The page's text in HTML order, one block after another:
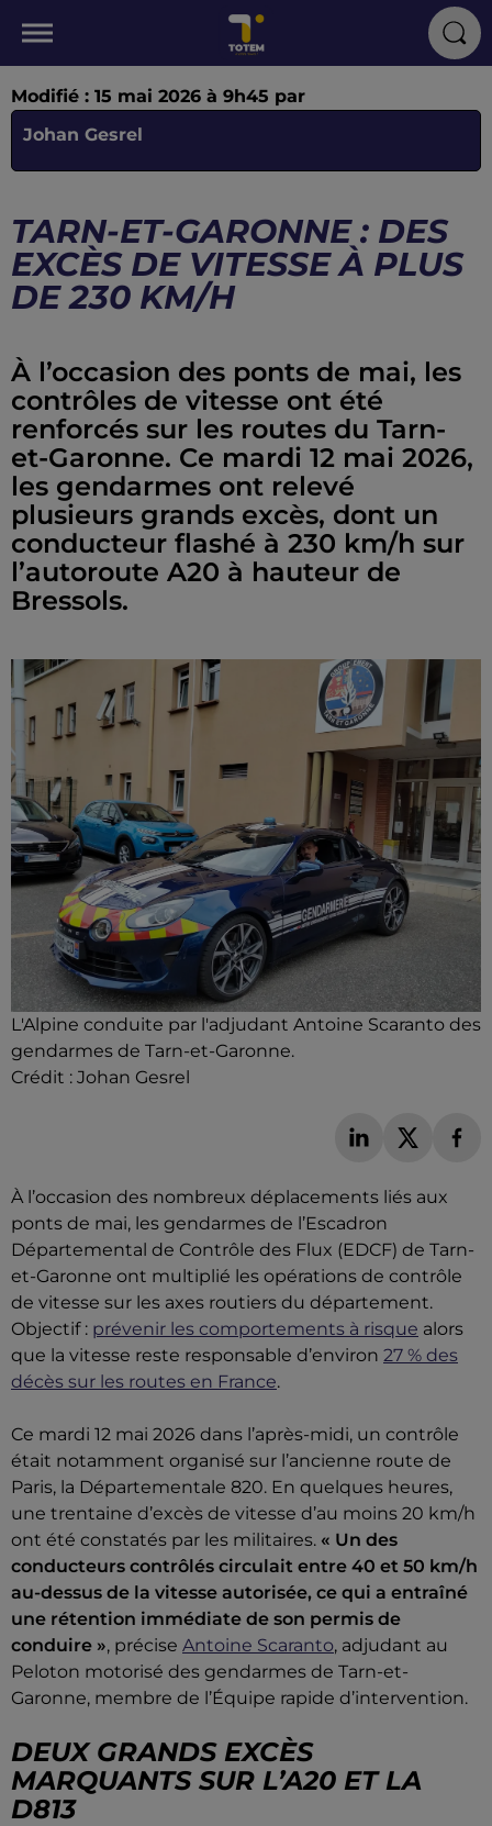
Modifié : 15 mai 2026 à 9h45 par
Johan Gesrel
TARN-ET-GARONNE : DES
EXCÈS DE VITESSE À PLUS
DE 230 KM/H
À l’occasion des ponts de mai, les
contrôles de vitesse ont été
renforcés sur les routes du Tarn-
et-Garonne. Ce mardi 12 mai 2026,
les gendarmes ont relevé
plusieurs grands excès, dont un
conducteur flashé à 230 km/h sur
l’autoroute A20 à hauteur de
Bressols.
L'Alpine conduite par l'adjudant Antoine Scaranto des
gendarmes de Tarn-et-Garonne.
Crédit : Johan Gesrel
À l’occasion des nombreux déplacements liés aux
ponts de mai, les gendarmes de l’Escadron
Départemental de Contrôle des Flux (EDCF) de Tarn-
et-Garonne ont multiplié les opérations de contrôle
de vitesse sur les axes routiers du département.
Objectif : prévenir les comportements à risque alors
que la vitesse reste responsable d’environ 27 % des
décès sur les routes en France.
Ce mardi 12 mai 2026 dans l’après-midi, un contrôle
était notamment organisé sur l’ancienne route de
Paris, la Départementale 820. En quelques heures,
une trentaine d’excès de vitesse d’au moins 20 km/h
ont été constatés par les militaires. « Un des
conducteurs contrôlés circulait entre 40 et 50 km/h
au-dessus de la vitesse autorisée, ce qui a entraîné
une rétention immédiate de son permis de
conduire », précise Antoine Scaranto, adjudant au
Peloton motorisé des gendarmes de Tarn-et-
Garonne, membre de l’Équipe rapide d’intervention.
DEUX GRANDS EXCÈS
MARQUANTS SUR L’A20 ET LA
D813